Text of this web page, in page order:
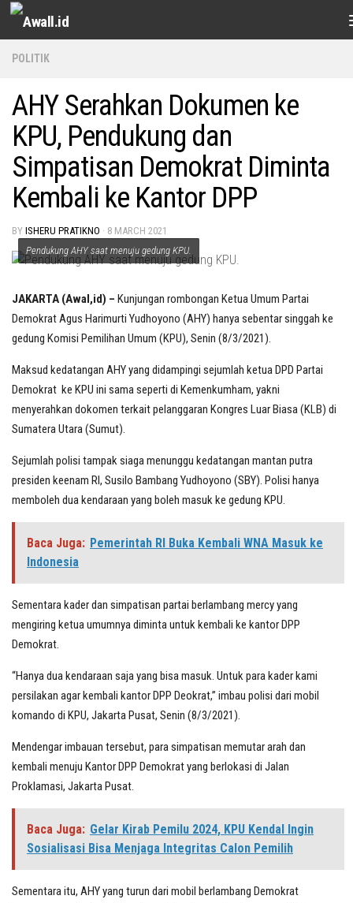
Skip to content
POLITIK
AHY Serahkan Dokumen ke
KPU, Pendukung dan
Simpatisan Demokrat Diminta
Kembali ke Kantor DPP
BY ISHERU PRATIKNO · 8 MARCH 2021
Pendukung AHY saat menuju gedung KPU.
JAKARTA (Awal,id) – Kunjungan rombongan Ketua Umum Partai
Demokrat Agus Harimurti Yudhoyono (AHY) hanya sebentar singgah ke
gedung Komisi Pemilihan Umum (KPU), Senin (8/3/2021).
Maksud kedatangan AHY yang didampingi sejumlah ketua DPD Partai
Demokrat ke KPU ini sama seperti di Kemenkumham, yakni
menyerahkan dokomen terkait pelanggaran Kongres Luar Biasa (KLB) di
Sumatera Utara (Sumut).
Sejumlah polisi tampak siaga menunggu kedatangan mantan putra
presiden keenam RI, Susilo Bambang Yudhoyono (SBY). Polisi hanya
memboleh dua kendaraan yang boleh masuk ke gedung KPU.
Baca Juga: Pemerintah RI Buka Kembali WNA Masuk ke
Indonesia
Sementara kader dan simpatisan partai berlambang mercy yang
mengiring ketua umumnya diminta untuk kembali ke kantor DPP
Demokrat.
“Hanya dua kendaraan saja yang bisa masuk. Untuk para kader kami
persilakan agar kembali kantor DPP Deokrat,” imbau polisi dari mobil
komando di KPU, Jakarta Pusat, Senin (8/3/2021).
Mendengar imbauan tersebut, para simpatisan memutar arah dan
kembali menuju Kantor DPP Demokrat yang berlokasi di Jalan
Proklamasi, Jakarta Pusat.
Baca Juga: Gelar Kirab Pemilu 2024, KPU Kendal Ingin
Sosialisasi Bisa Menjaga Integritas Calon Pemilih
Sementara itu, AHY yang turun dari mobil berlambang Demokrat